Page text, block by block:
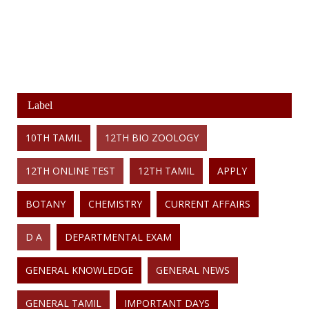
Label
10TH TAMIL 12TH BIO ZOOLOGY
12TH ONLINE TEST 12TH TAMIL APPLY
BOTANY CHEMISTRY CURRENT AFFAIRS
D A DEPARTMENTAL EXAM
GENERAL KNOWLEDGE GENERAL NEWS
GENERAL TAMIL IMPORTANT DAYS